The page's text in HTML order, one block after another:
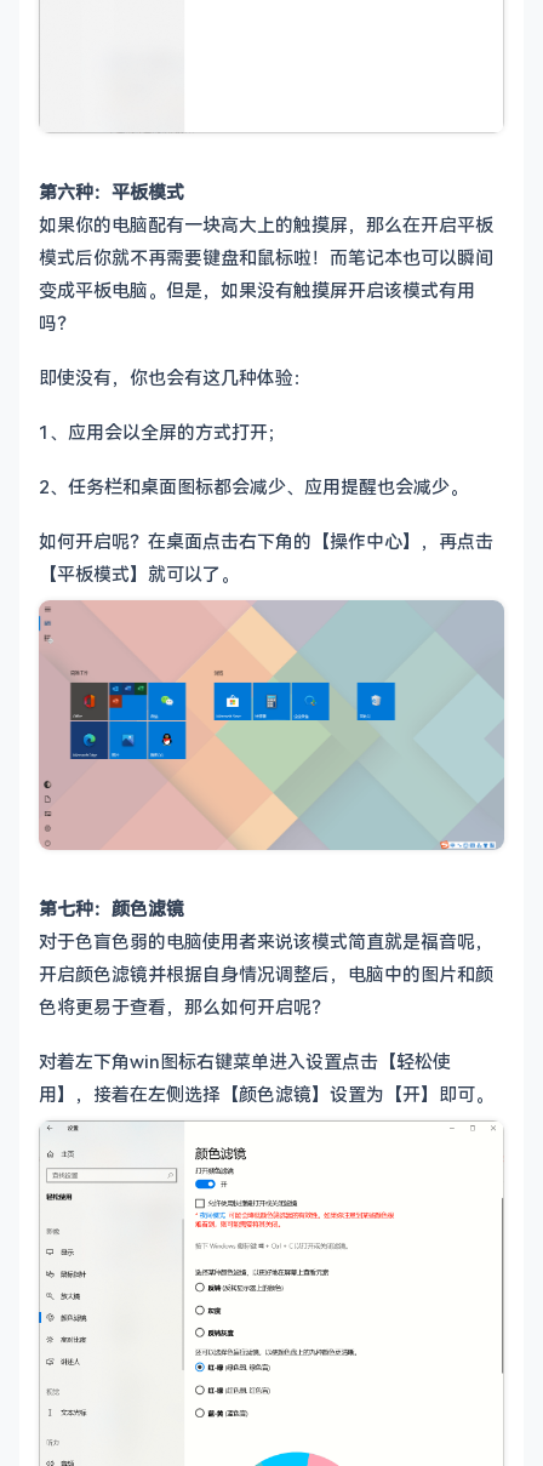
第六种：平板模式
如果你的电脑配有一块高大上的触摸屏，那么在开启平板
模式后你就不再需要键盘和鼠标啦！而笔记本也可以瞬间
变成平板电脑。但是，如果没有触摸屏开启该模式有用
吗？
即使没有，你也会有这几种体验：
1、应用会以全屏的方式打开；
2、任务栏和桌面图标都会减少、应用提醒也会减少。
如何开启呢？在桌面点击右下角的【操作中心】，再点击
【平板模式】就可以了。
第七种：颜色滤镜
对于色盲色弱的电脑使用者来说该模式简直就是福音呢，
开启颜色滤镜并根据自身情况调整后，电脑中的图片和颜
色将更易于查看，那么如何开启呢？
对着左下角win图标右键菜单进入设置点击【轻松使
用】，接着在左侧选择【颜色滤镜】设置为【开】即可。